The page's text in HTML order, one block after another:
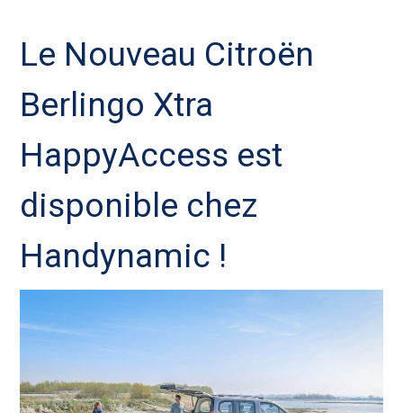
Le Nouveau Citroën
Berlingo Xtra
HappyAccess est
disponible chez
Handynamic !